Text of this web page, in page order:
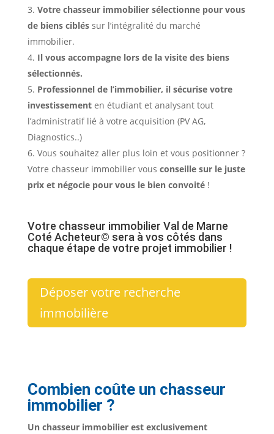
Votre chasseur immobilier sélectionne pour vous
de biens cibléssur l’intégralité du marché
immobilier.
Il vous accompagne lors de la visite des biens
sélectionnés.
Professionnel de l’immobilier, il sécurise votre
investissementen étudiant et analysant tout
l’administratif lié à votre acquisition (PV AG,
Diagnostics..)
Vous souhaitez aller plus loin et vous positionner ?
Votre chasseur immobilier vous conseille sur le juste
prix et négocie pour vous le bien convoité!
Votre chasseur immobilier Val de Marne
Coté Acheteur© sera à vos côtés dans
chaque étape de votre projet immobilier !
Déposer votre recherche
immobilière
Combien coûte un chasseur
immobilier ?
Un chasseur immobilier est exclusivement